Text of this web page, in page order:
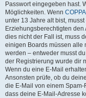
Passwort eingegeben hast.
Möglichkeiten. Wenn COPPA
unter 13 Jahre alt bist,
Erziehungsberechtigten
dies nicht der Fall ist, muss
einigen Boards müssen alle
werden – entweder musst
der Registrierung wurde dir
Wenn du eine E-Mail
Ansonsten prüfe, ob du
die E-Mail von einem
dass deine E-Mail-Adresse